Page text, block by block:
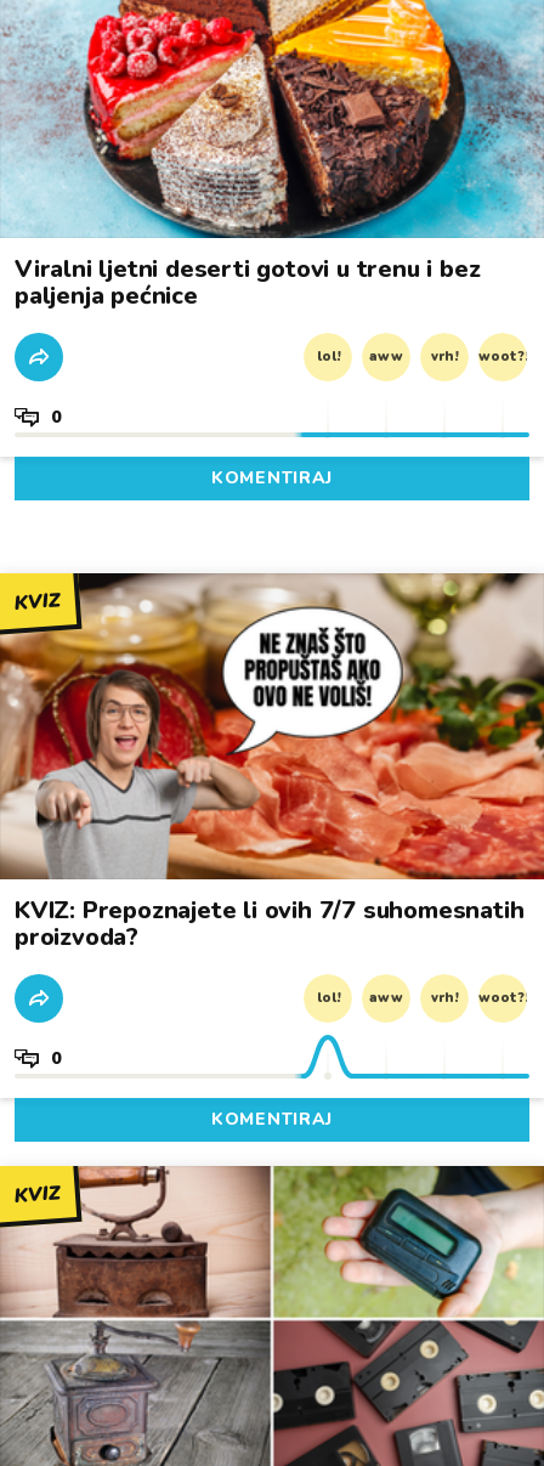
Viralni ljetni deserti gotovi u trenu i bez
paljenja pećnice
lol! aww vrh! woot?!
0
KOMENTIRAJ
KVIZ
KVIZ: Prepoznajete li ovih 7/7 suhomesnatih
proizvoda?
lol! aww vrh! woot?!
0
KOMENTIRAJ
KVIZ